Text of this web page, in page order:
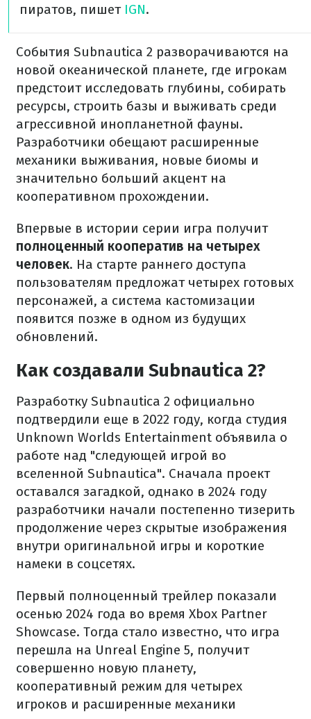
пиратов, пишет IGN.
События Subnautica 2 разворачиваются на
новой океанической планете, где игрокам
предстоит исследовать глубины, собирать
ресурсы, строить базы и выживать среди
агрессивной инопланетной фауны.
Разработчики обещают расширенные
механики выживания, новые биомы и
значительно больший акцент на
кооперативном прохождении.
Впервые в истории серии игра получит
полноценный кооператив на четырех
человек. На старте раннего доступа
пользователям предложат четырех готовых
персонажей, а система кастомизации
появится позже в одном из будущих
обновлений.
Как создавали Subnautica 2?
Разработку Subnautica 2 официально
подтвердили еще в 2022 году, когда студия
Unknown Worlds Entertainment объявила о
работе над "следующей игрой во
вселенной Subnautica". Сначала проект
оставался загадкой, однако в 2024 году
разработчики начали постепенно тизерить
продолжение через скрытые изображения
внутри оригинальной игры и короткие
намеки в соцсетях.
Первый полноценный трейлер показали
осенью 2024 года во время Xbox Partner
Showcase. Тогда стало известно, что игра
перешла на Unreal Engine 5, получит
совершенно новую планету,
кооперативный режим для четырех
игроков и расширенные механики